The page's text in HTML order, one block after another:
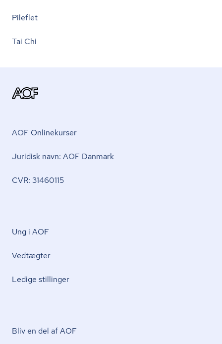
Pileflet
Tai Chi
AOF Onlinekurser
Juridisk navn: AOF Danmark
CVR: 31460115
Ung i AOF
Vedtægter
Ledige stillinger
Bliv en del af AOF